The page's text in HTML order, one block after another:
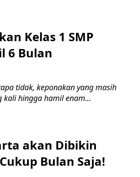
Kelas 1 SMP
6 Bulan
tidak, keponakan yang masih
kali hingga hamil enam...
akan Dibikin
Bulan Saja!